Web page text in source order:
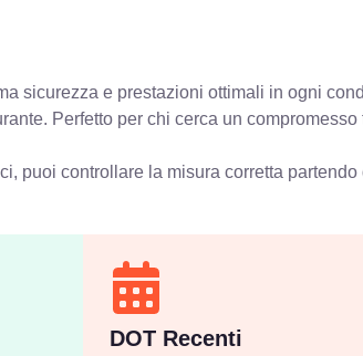
sicurezza e prestazioni ottimali in ogni
Perfetto per chi cerca un
puoi controllare la misura corretta partendo
DOT Recenti